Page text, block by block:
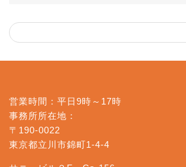
営業時間：平日9時～17時
事務所所在地：
〒190-0022
東京都立川市錦町1-4-4